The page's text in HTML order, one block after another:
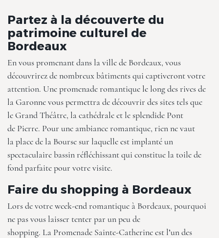
Partez à la découverte du
patrimoine culturel de
Bordeaux
En vous promenant dans la ville de Bordeaux, vous
découvrirez de nombreux bâtiments qui captiveront votre
attention. Une promenade romantique le long des rives de
la Garonne vous permettra de découvrir des sites tels que
le Grand Théâtre, la cathédrale et le splendide Pont
de Pierre. Pour une ambiance romantique, rien ne vaut
la place de la Bourse sur laquelle est implanté un
spectaculaire bassin réfléchissant qui constitue la toile de
fond parfaite pour votre visite.
Faire du shopping à Bordeaux
Lors de votre week-end romantique à Bordeaux, pourquoi
ne pas vous laisser tenter par un peu de
shopping. La Promenade Sainte-Catherine est l’un des